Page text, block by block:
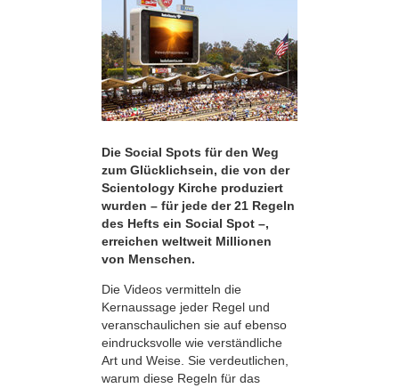
Die Social Spots für den Weg
zum Glücklichsein, die von der
Scientology Kirche produziert
wurden – für jede der 21 Regeln
des Hefts ein Social Spot –,
erreichen weltweit Millionen
von Menschen.
Die Videos vermitteln die
Kernaussage jeder Regel und
veranschaulichen sie auf ebenso
eindrucksvolle wie verständliche
Art und Weise. Sie verdeutlichen,
warum diese Regeln für das